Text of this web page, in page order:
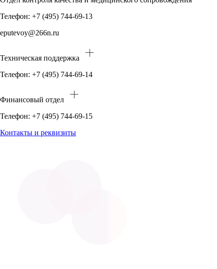
Телефон: +7 (495) 744-69-13
eputevoy@266n.ru
Техническая поддержка
Телефон: +7 (495) 744-69-14
Финансовый отдел
Телефон: +7 (495) 744-69-15
Контакты и реквизиты